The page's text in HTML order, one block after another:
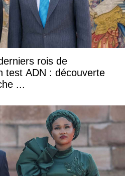
rois de
test ADN : découverte
...